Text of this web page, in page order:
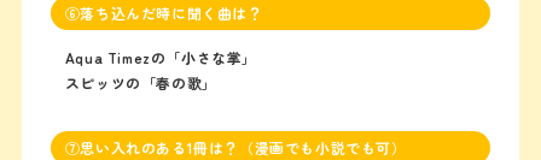
⑥落ち込んだ時に聞く曲は？
Aqua Timezの「小さな掌」
スピッツの「春の歌」
⑦思い入れのある1冊は？（漫画でも小説でも可）